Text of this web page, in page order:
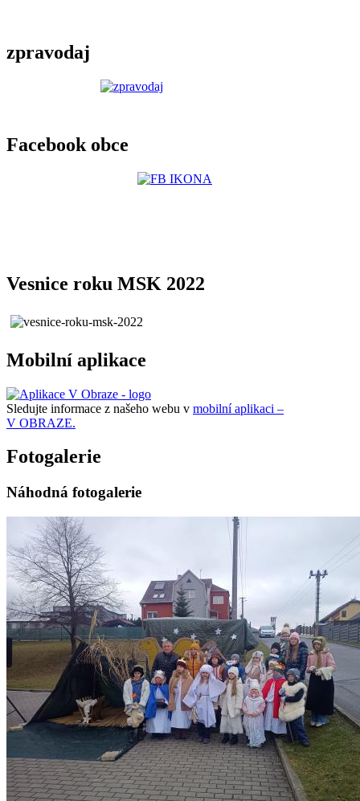
zpravodaj
Facebook obce
Vesnice roku MSK 2022
Mobilní aplikace
Sledujte informace z našeho webu v mobilní aplikaci –
V OBRAZE.
Fotogalerie
Náhodná fotogalerie